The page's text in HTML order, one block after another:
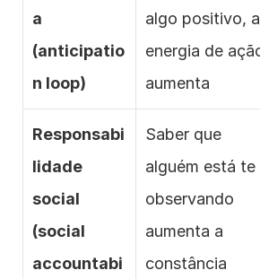
a
(anticipatio
n loop)
algo positivo, a
energia de
aumenta
Responsabi
lidade
social
(social
accountabi
Saber que
alguém está te
observando
aumenta a
constância